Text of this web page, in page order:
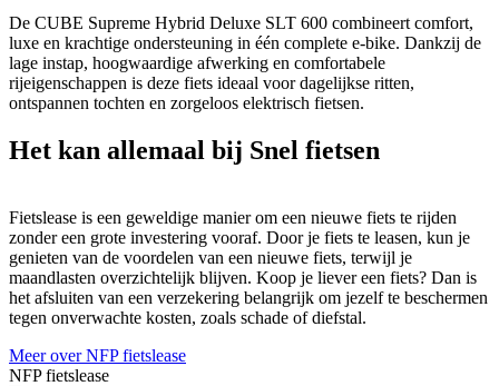
De CUBE Supreme Hybrid Deluxe SLT 600 combineert comfort,
luxe en krachtige ondersteuning in één complete e-bike. Dankzij de
lage instap, hoogwaardige afwerking en comfortabele
rijeigenschappen is deze fiets ideaal voor dagelijkse ritten,
ontspannen tochten en zorgeloos elektrisch fietsen.
Het kan allemaal bij Snel fietsen
Fietslease is een geweldige manier om een nieuwe fiets te rijden
zonder een grote investering vooraf. Door je fiets te leasen, kun je
genieten van de voordelen van een nieuwe fiets, terwijl je
maandlasten overzichtelijk blijven. Koop je liever een fiets? Dan is
het afsluiten van een verzekering belangrijk om jezelf te beschermen
tegen onverwachte kosten, zoals schade of diefstal.
Meer over NFP fietslease
NFP fietslease